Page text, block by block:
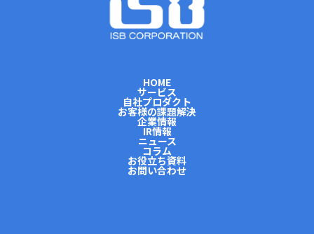
HOME
サービス
自社プロダクト
お客様の課題解決
企業情報
IR情報
ニュース
コラム
お役立ち資料
お問い合わせ